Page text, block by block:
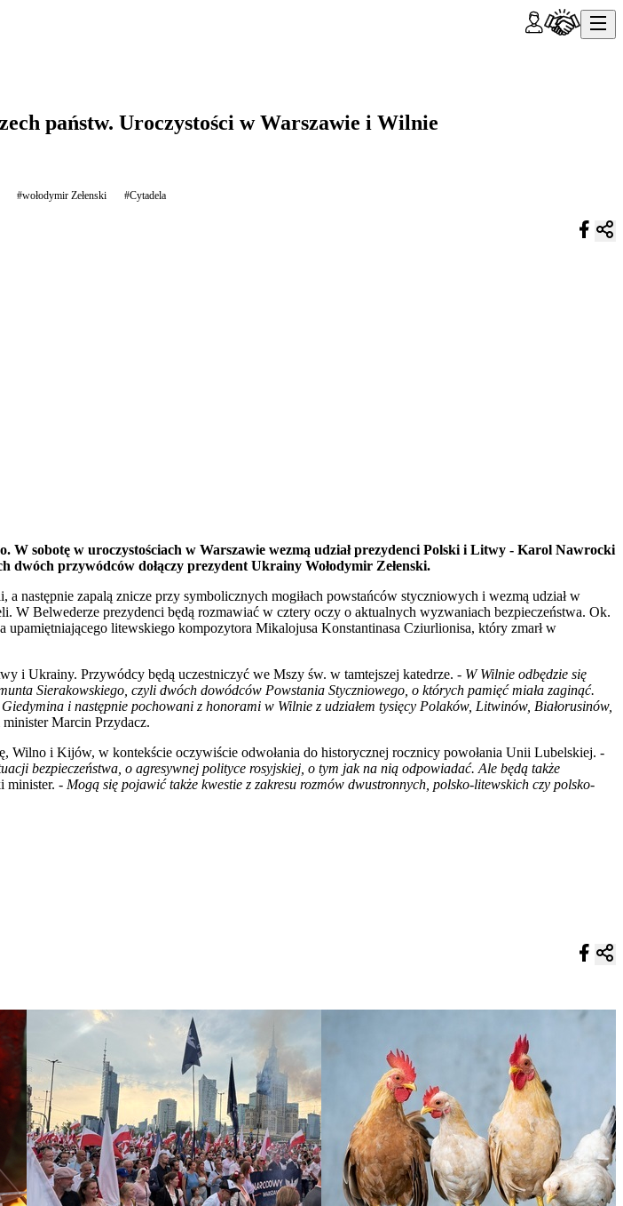
państw. Uroczystości w Warszawie i Wilnie
#wołodymir Zełenski #Cytadela
W sobotę w uroczystościach w Warszawie wezmą udział prezydenci Polski i Litwy - Karol Nawrocki
dwóch przywódców dołączy prezydent Ukrainy Wołodymir Zełenski.
następnie zapalą znicze przy symbolicznych mogiłach powstańców styczniowych i wezmą udział w
Belwederze prezydenci będą rozmawiać w cztery oczy o aktualnych wyzwaniach bezpieczeństwa. Ok.
litewskiego kompozytora Mikalojusa Konstantinasa Cziurlionisa, który zmarł w
i Ukrainy. Przywódcy będą uczestniczyć we Mszy św. w tamtejszej katedrze. - W Wilnie odbędzie się
Sierakowskiego, czyli dwóch dowódców Powstania Styczniowego, o których pamięć miała zaginąć.
i następnie pochowani z honorami w Wilnie z udziałem tysięcy Polaków, Litwinów, Białorusinów,
Marcin Przydacz.
Wilno i Kijów, w kontekście oczywiście odwołania do historycznej rocznicy powołania Unii Lubelskiej. -
bezpieczeństwa, o agresywnej polityce rosyjskiej, o tym jak na nią odpowiadać. Ale będą także
minister. - Mogą się pojawić także kwestie z zakresu rozmów dwustronnych, polsko-litewskich czy polsko-